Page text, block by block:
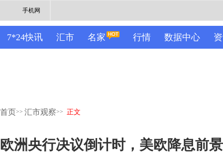
手机网
7*24快讯 汇市 名家 行情 数据中心
首页>> 汇市观察>> 正文
欧洲央行决议倒计时，美欧降息前